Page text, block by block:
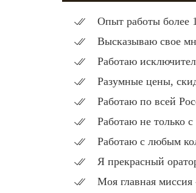
Опыт работы более
Высказываю свое
Работаю
Разумные цены,
Работаю по всей
Работаю не только
Работаю с любым
Я прекрасный
Моя главная миссия